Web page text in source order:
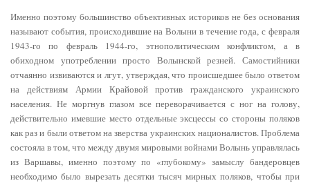
Именно поэтому большинство объективных историков не без основания
называют события, происходившие на Волыни в течение года, с февраля
1943-го по февраль 1944-го, этнополитическим конфликтом, а в
обиходном употреблении просто Волынской резней. Самостийники
отчаянно извиваются и лгут, утверждая, что происшедшее было ответом
на действиям Армии Крайовой против гражданского украинского
населения. Не моргнув глазом все переворачивается с ног на голову,
действительно имевшие место отдельные эксцессы со стороны поляков
как раз и были ответом на зверства украинских националистов. Проблема
состояла в том, что между двумя мировыми войнами Волынь управлялась
из Варшавы, именно поэтому по «глубокому» замыслу бандеровцев
необходимо было вырезать десятки тысяч мирных поляков, чтобы при